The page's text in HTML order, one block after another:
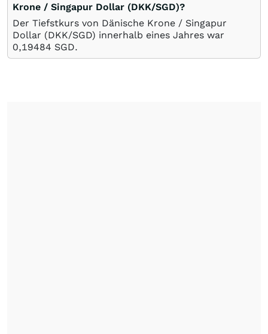
Krone / Singapur Dollar (DKK/SGD)?
Der Tiefstkurs von Dänische Krone / Singapur
Dollar (DKK/SGD) innerhalb eines Jahres war
0,19484 SGD.